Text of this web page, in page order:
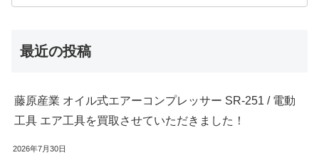
最近の投稿
藤原産業 オイル式エアーコンプレッサー SR-251 / 電動
工具 エア工具を買取させていただきました！
2026年7月30日